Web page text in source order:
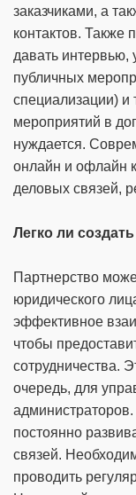
заказчиками, а
контактов. Также
давать интервью,
публичных
специализации) и
мероприятий в
нуждается.
онлайн и офлайн
деловых связей,
Легко ли
Партнерство
юридического
эффективное
чтобы
сотрудничества.
очередь, для
постоянно
связей.
проводить